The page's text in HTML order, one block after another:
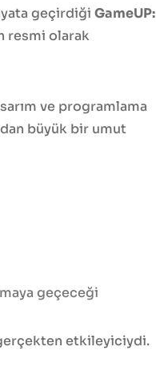
geçirdiği GameUP:
resmi olarak
ve programlama
büyük bir umut
geçeceği
etkileyiciydi.